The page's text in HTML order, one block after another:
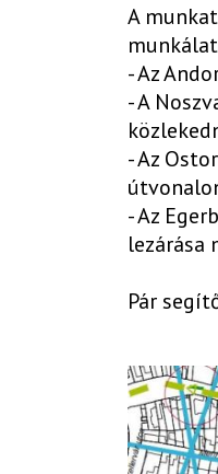
A
- Az
- A
- Az
- Az
lezárása
Pár